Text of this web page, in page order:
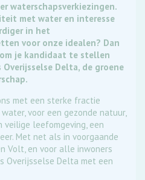
waterschapsverkiezingen.
met water en interesse
in het
voor onze idealen? Dan
je kandidaat te stellen
Delta, de groene
met een sterke fractie
voor een gezonde natuur,
veilige leefomgeving, een
Met net als in voorgaande
Volt, en voor alle inwoners
Overijsselse Delta met een